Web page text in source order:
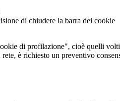
di chiudere la barra dei cookie
di profilazione", cioè quelli
è richiesto un preventivo